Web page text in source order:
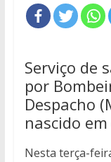
Serviço de
por
Despacho
nascido
Nesta terça-